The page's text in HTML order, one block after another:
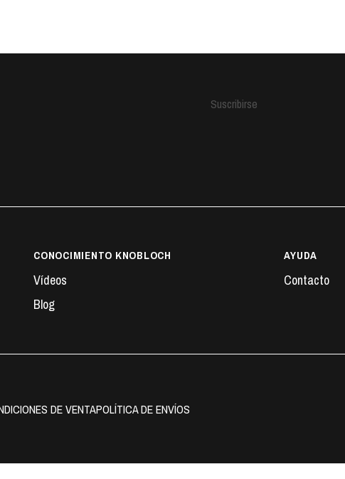
Suscribirse
CONOCIMIENTO KNOBLOCH
Vídeos
Blog
AYUDA
Contacto
DE VENTAPOLÍTICA DE ENVÍOS